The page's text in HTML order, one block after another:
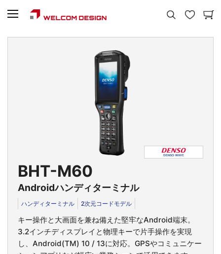
BHT-M60
Androidハンディターミナル
ハンディターミナル 2次元コードモデル
キー操作と大画面を兼ね備えた堅牢なAndroid端末。
3.2インチディスプレイと物理キーで片手操作を実現
し、Android(TM) 10 / 13に対応。GPSやコミュニケー